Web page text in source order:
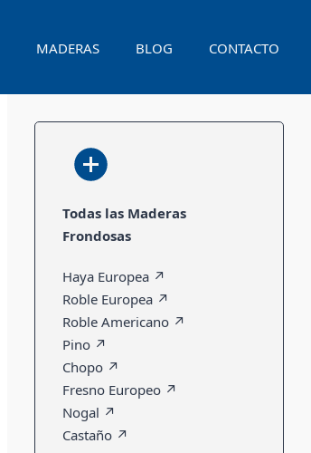
MADERAS BLOG CONTACTO
Todas las Maderas
Frondosas
Haya Europea ↗
Roble Europea ↗
Roble Americano ↗
Pino ↗
Chopo ↗
Fresno Europeo ↗
Nogal ↗
Castaño ↗